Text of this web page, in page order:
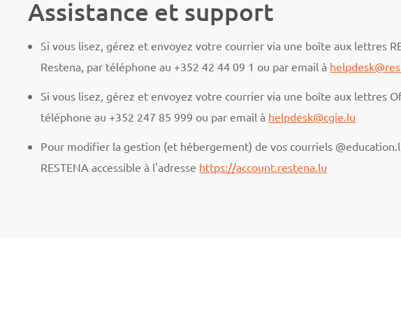
Assistance et support
Si vous lisez, gérez et envoyez votre courrier via une boîte aux lettres
Restena, par téléphone au +352 42 44 09 1 ou par email à
Si vous lisez, gérez et envoyez votre courrier via une boîte aux lettres
téléphone au +352 247 85 999 ou par email à helpdesk@cgie.lu
Pour modifier la gestion (et hébergement) de vos courriels
RESTENA accessible à l'adresse https://account.restena.lu